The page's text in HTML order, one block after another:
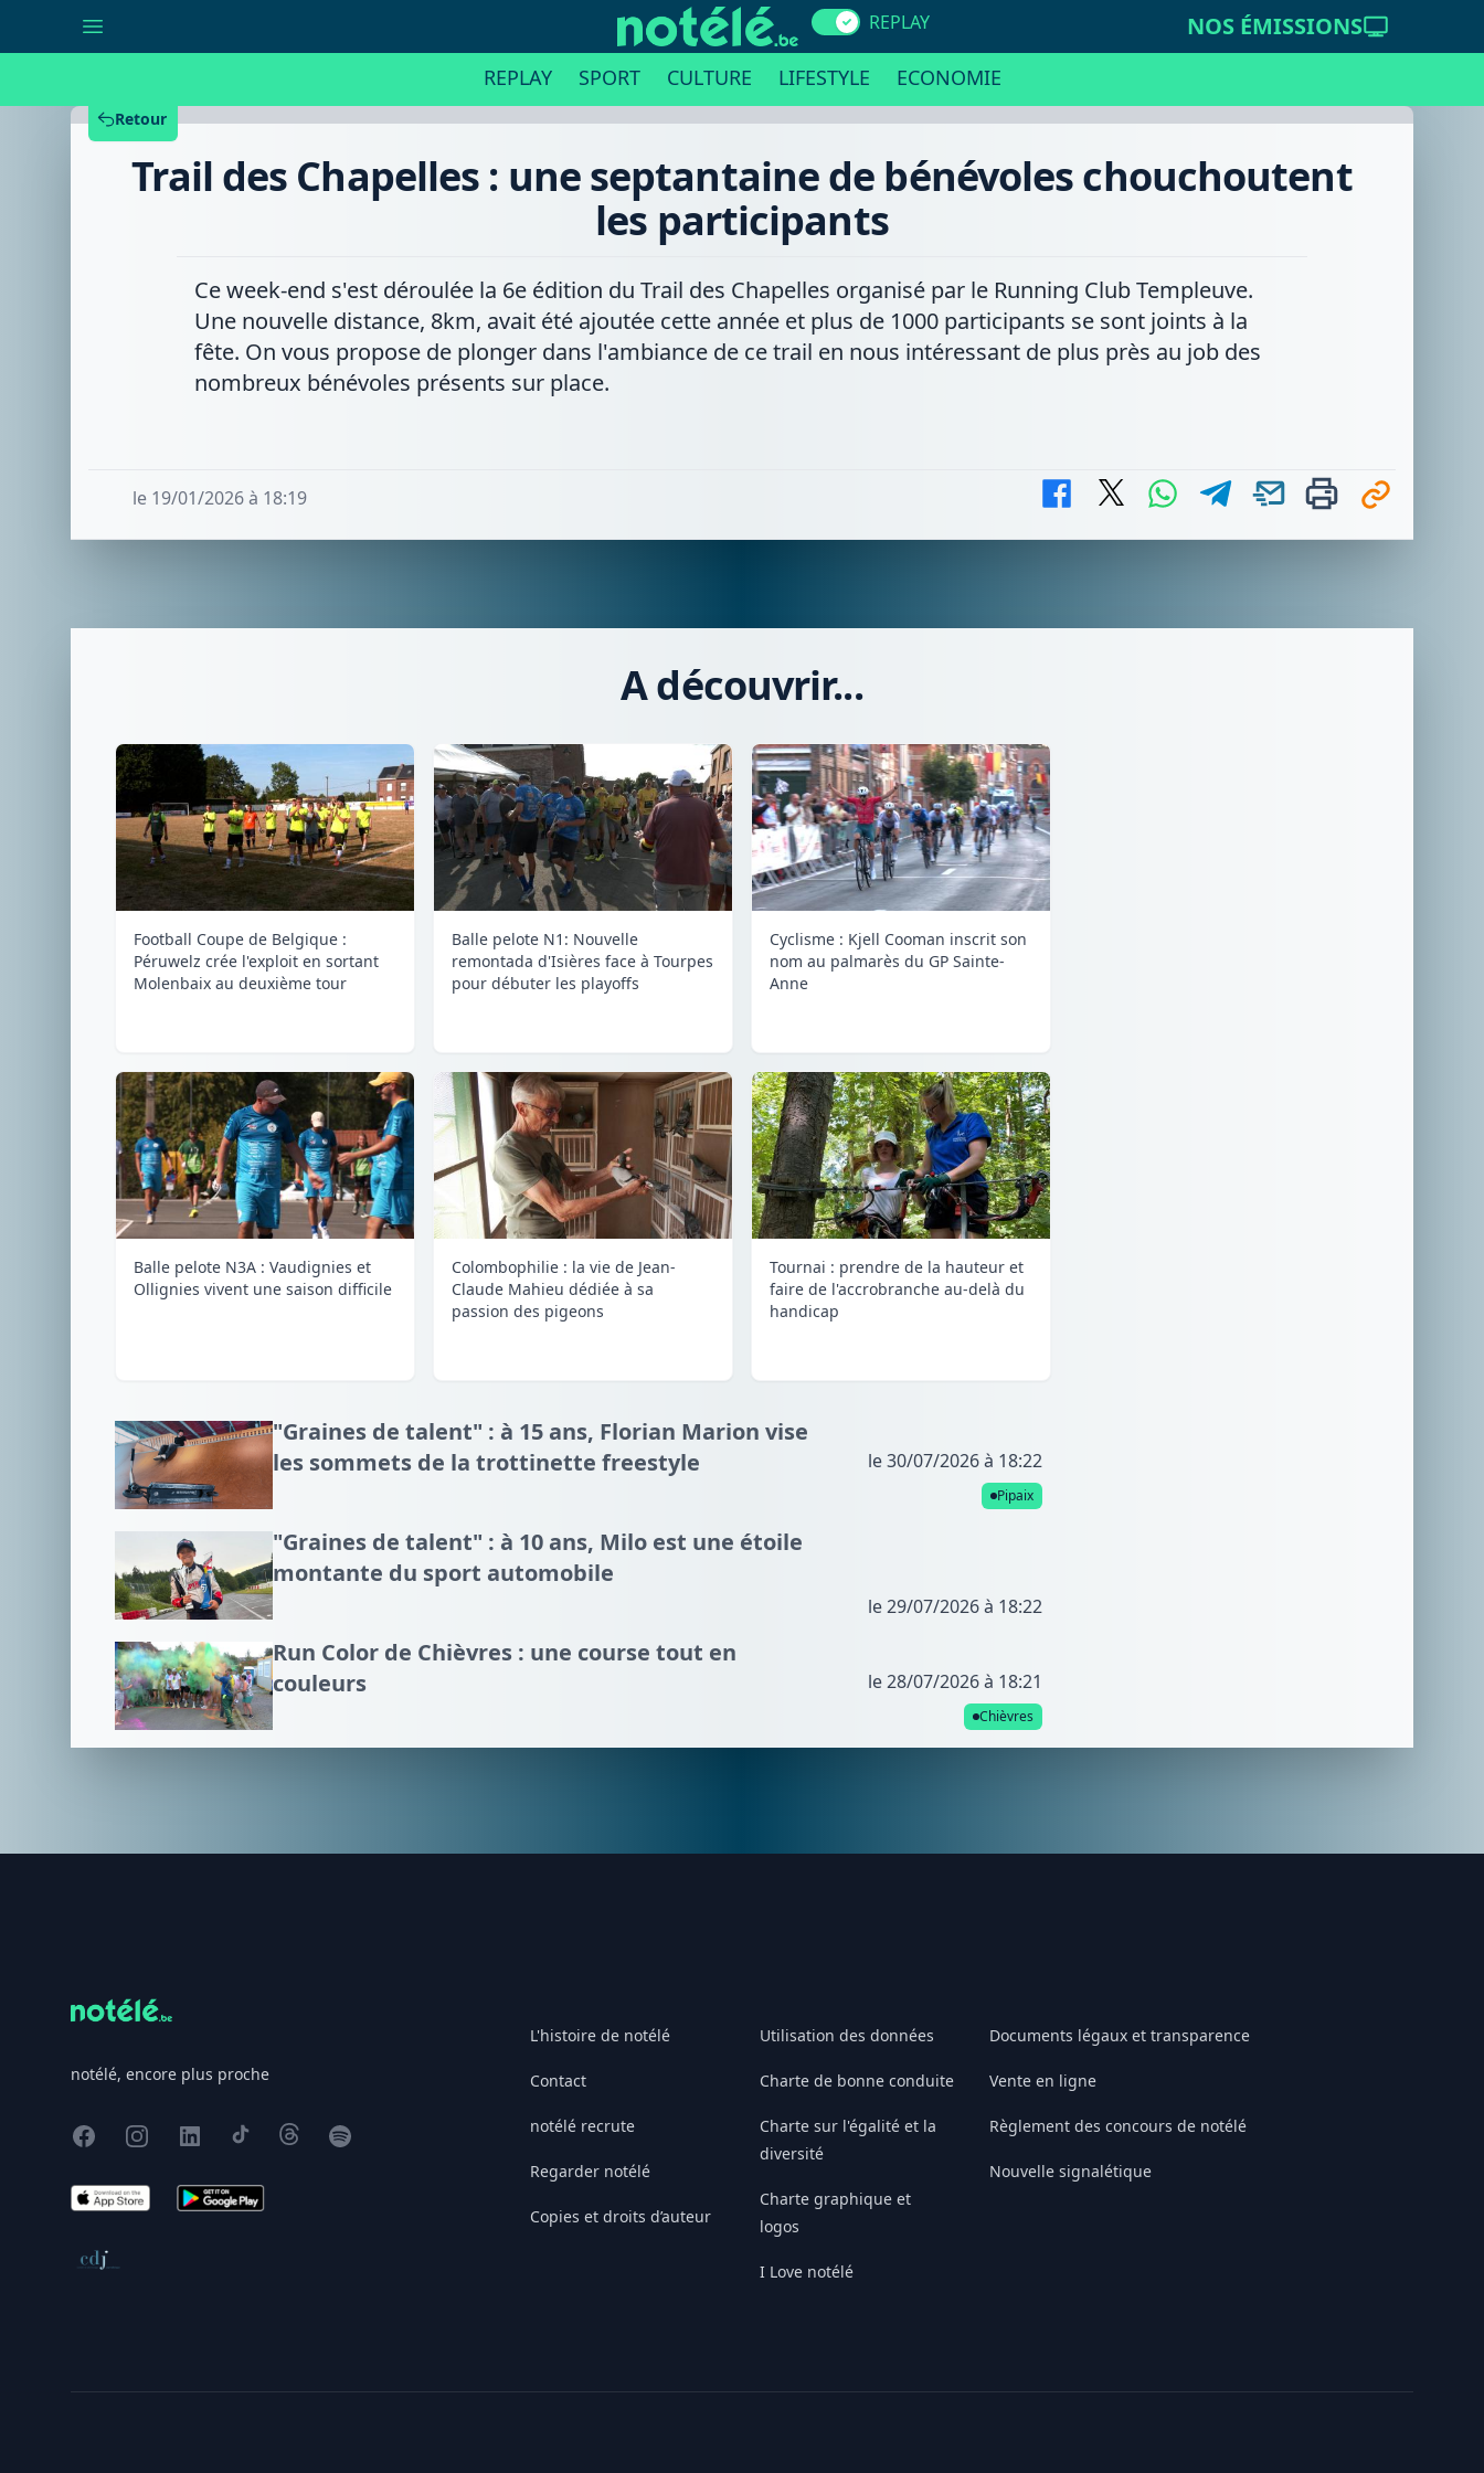
REPLAY NOS ÉMISSIONS
REPLAY SPORT CULTURE LIFESTYLE ECONOMIE
Retour
Trail des Chapelles : une septantaine de bénévoles chouchoutent
les participants
Ce week-end s'est déroulée la 6e édition du Trail des Chapelles organisé par le Running Club Templeuve.
Une nouvelle distance, 8km, avait été ajoutée cette année et plus de 1000 participants se sont joints à la
fête. On vous propose de plonger dans l'ambiance de ce trail en nous intéressant de plus près au job des
nombreux bénévoles présents sur place.
le 19/01/2026 à 18:19
A découvrir...
Football Coupe de Belgique :
Péruwelz crée l'exploit en sortant
Molenbaix au deuxième tour
Balle pelote N1: Nouvelle
remontada d'Isières face à Tourpes
pour débuter les playoffs
Cyclisme : Kjell Cooman inscrit son
nom au palmarès du GP Sainte-
Anne
Balle pelote N3A : Vaudignies et
Ollignies vivent une saison difficile
Colombophilie : la vie de Jean-
Claude Mahieu dédiée à sa
passion des pigeons
Tournai : prendre de la hauteur et
faire de l'accrobranche au-delà du
handicap
"Graines de talent" : à 15 ans, Florian Marion vise
les sommets de la trottinette freestyle
le 30/07/2026 à 18:22
Pipaix
"Graines de talent" : à 10 ans, Milo est une étoile
montante du sport automobile
le 29/07/2026 à 18:22
Run Color de Chièvres : une course tout en
couleurs
le 28/07/2026 à 18:21
Chièvres
notélé, encore plus proche
FacebookInstagram
X TikTokThreadsSpotify
App Store Google Play
Conseil de déontologie journalistique
L'histoire de notélé
Contact
notélé recrute
Regarder notélé
Copies et droits d’auteur
Utilisation des données
Charte de bonne conduite
Charte sur l'égalité et la
diversité
Charte graphique et
logos
I Love notélé
Documents légaux et transparence
Vente en ligne
Règlement des concours de notélé
Nouvelle signalétique